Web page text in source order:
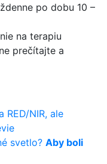
po dobu 10 –
na terapiu
prečítajte a
NIR, ale
svetlo? Aby boli